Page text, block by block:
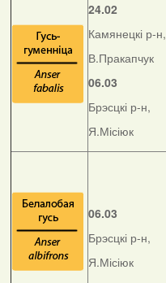
24.02
Камянецкі р-н,
В.Пракапчук
06.03
Брэсцкі р-н,
Я.Місіюк
06.03
Брэсцкі р-н,
Я.Місіюк